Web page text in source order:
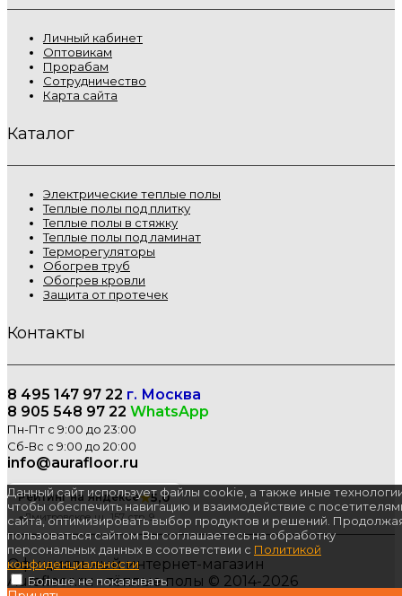
Данный сайт использует файлы cookie, а также иные
чтобы обеспечить навигацию и взаимодействие с
сайта, оптимизировать выбор продуктов и решений.
пользоваться сайтом Вы соглашаетесь на обработку
персональных данных в соответствии с Политикой
конфиденциальности
Больше не показывать
Личный кабинет
Оптовикам
Прорабам
Сотрудничество
Карта сайта
Каталог
Электрические теплые полы
Теплые полы под плитку
Теплые полы в стяжку
Теплые полы под ламинат
Терморегуляторы
Обогрев труб
Обогрев кровли
Защита от протечек
Контакты
8 495 147 97 22 г. Москва
8 905 548 97 22 WhatsApp
Пн-Пт с 9:00 до 23:00
Сб-Вс с 9:00 до 20:00
info@aurafloor.ru
Рейтинг на Яндексе★5,0
●Дмитровское ш., 157, стр. 9
Официальный интернет-магазин
Aurafloor.ru - тёплые полы © 2014-2026